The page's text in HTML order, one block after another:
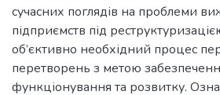
сучасних поглядів на проблеми
підприємств під
об’єктивно необхідний процес
перетворень з метою
функціонування та розвитку.